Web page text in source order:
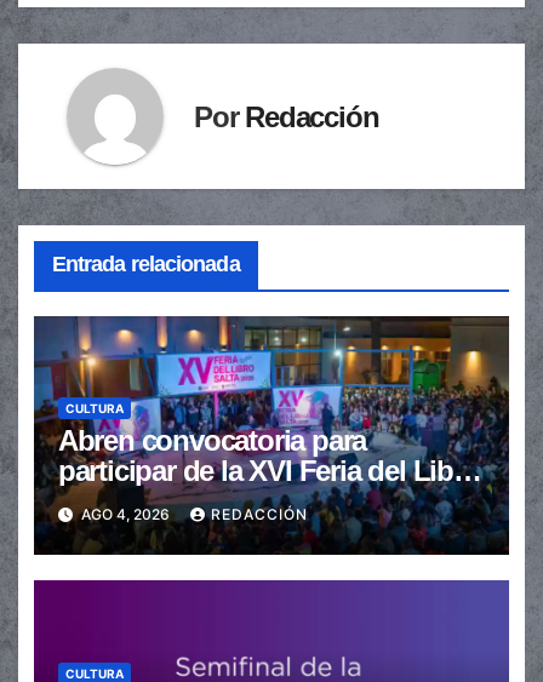
PorRedacción
Entrada relacionada
CULTURA
Abren convocatoria para
participar de la XVI Feria del Libro
de Salta
AGO 4, 2026 REDACCIÓN
CULTURA